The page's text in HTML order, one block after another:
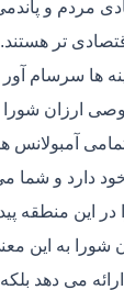
مردم و
تر
ها سرسام
ارزان شورا
آمبولانس
دارد و شما می
این منطقه
شورا به این
می دهد